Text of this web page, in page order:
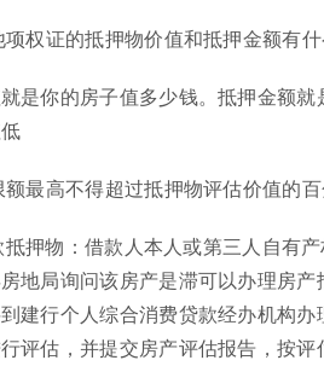
权证的抵押物价值和抵押金额有
是你的房子值多少钱。抵押金额
最高不得超过抵押物评估价值的
押物：借款人本人或第三人自有
地局询问该房产是滞可以办理房
建行个人综合消费贷款经办机构
评估，并提交房产评估报告，按